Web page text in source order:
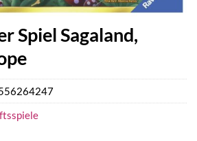
Spiel Sagaland,